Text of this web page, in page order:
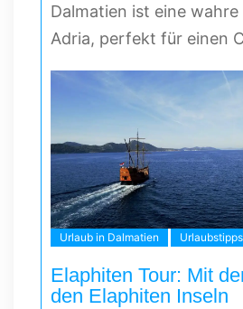
Dalmatien ist eine wahre
Adria, perfekt für einen
Urlaub in Dalmatien
Elaphiten Tour: Mit
den Elaphiten Inseln